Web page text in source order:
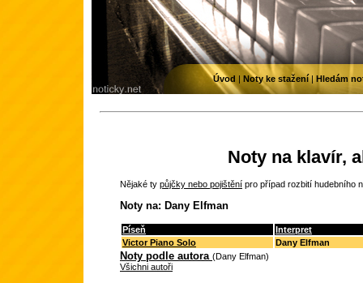
Noty na klavír,
Nějaké ty půjčky nebo pojištění pro případ rozbití hudebního
Noty na: Dany Elfman
Píseň
Interpret
Victor Piano Solo
Dany Elfman
Noty podle autora (Dany Elfman)
Všichni autoři
Úvod | Noty ke stažení| Hledám